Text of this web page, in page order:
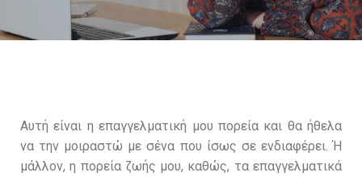
Αυτή είναι η επαγγελματική μου πορεία και θα ήθελα
να την μοιραστώ με σένα που ίσως σε ενδιαφέρει. Ή
μάλλον, η πορεία ζωής μου, καθώς, τα επαγγελματικά